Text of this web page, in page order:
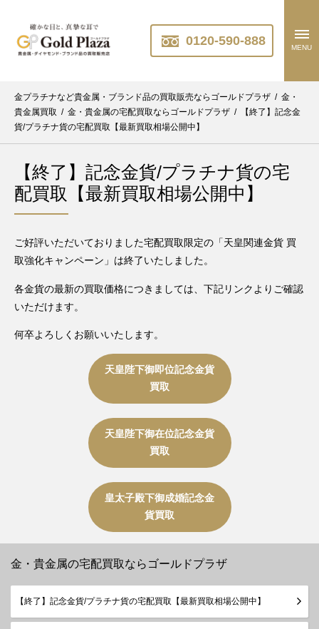
0120-590-888 MENU
金プラチナなど貴金属・ブランド品の買取販売ならゴールドプラザ / 金・
貴金属買取 / 金・貴金属の宅配買取ならゴールドプラザ /
【終了】記念金
貨/プラチナ貨の宅配買取【最新買取相場公開中】
【終了】記念金貨/プラチナ貨の宅
配買取【最新買取相場公開中】
ご好評いただいておりました宅配買取限定の「天皇関連金貨 買
取強化キャンペーン」は終了いたしました。
各金貨の最新の買取価格につきましては、下記リンクよりご確認
いただけます。
何卒よろしくお願いいたします。
天皇陛下御即位記念金貨
買取
天皇陛下御在位記念金貨
買取
皇太子殿下御成婚記念金
貨買取
金・貴金属の宅配買取ならゴールドプラザ
【終了】記念金貨/プラチナ貨の宅配買取【最新買取相場公開中】